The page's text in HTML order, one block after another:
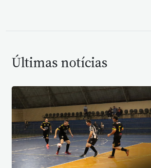
Últimas notícias